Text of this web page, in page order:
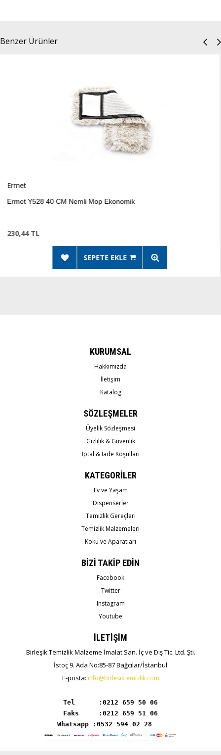
Benzer Ürünler
CM Nemli Mop Ekonomik
SEPETE EKLE
KURUMSAL
Hakkımızda
İletişim
Katalog
SÖZLEŞMELER
Üyelik Sözleşmesi
Gizlilik & Güvenlik
İptal & İade Koşulları
KATEGORİLER
Ev ve Yaşam
Dispenserler
Temizlik Gereçleri
Temizlik Malzemeleri
Koku ve Aparatları
BİZİ TAKİP EDİN
Facebook
Twitter
Instagram
Youtube
İLETİŞİM
Birleşik Temizlik Malzeme İmalat San. İç ve Dış Tic. Ltd. Şti.
İstoç 9. Ada No:85-87 Bağcılar/İstanbul
E-posta: info@birlesiktemizlik.com
Tel      :
Whatsapp :0532 594 02 28